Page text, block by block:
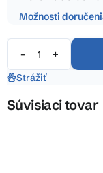
Možnosti
Strážiť
Súvisiaci tovar